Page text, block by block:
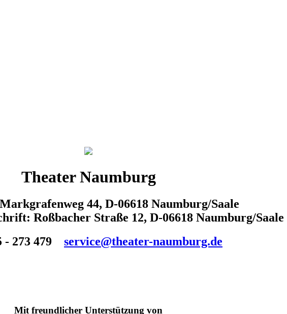
Theater Naumburg
44, D-06618 Naumburg/Saale
Roßbacher Straße 12, D-06618 Naumburg/Saale
- 273 479
service@theater-naumburg.de
Mit freundlicher Unterstützung von